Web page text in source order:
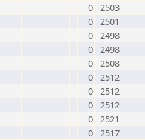
0 2503
0 2501
0 2498
0 2498
0 2508
0 2512
0 2512
0 2512
0 2521
0 2517